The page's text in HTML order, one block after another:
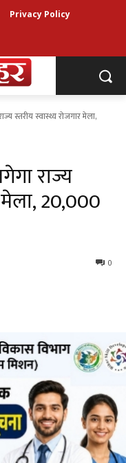
Privacy Policy
स्तरीय स्वास्थ्य रोजगार मेला,
राज्य
मेला, 20,000
0